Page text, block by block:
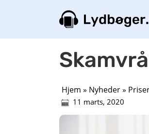
Hjem » Nyheder»
11 marts, 2020